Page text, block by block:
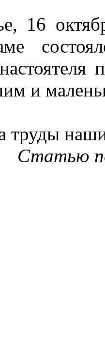
16
и
труды
Статью